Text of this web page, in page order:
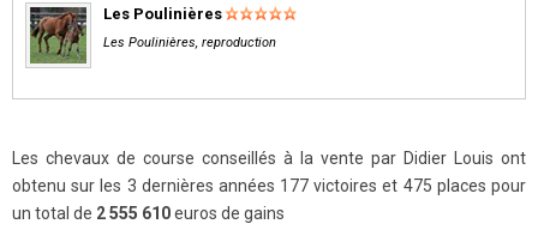
Les Poulinières
Les Poulinières, reproduction
Les chevaux de course conseillés à la vente par Didier Louis ont
obtenu sur les 3 dernières années 177 victoires et 475 places pour
un total de 2 555 610euros de gains